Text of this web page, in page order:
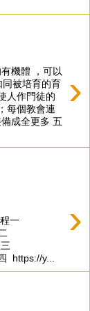
›
機體 ，可以
被培育的育
人作門徒的
每個教會連
成全更多 五
›
一
https://y...